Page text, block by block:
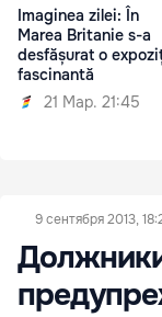
Imaginea zilei: În
Marea Britanie s-a
desfășurat o
fascinantă
21 Мар. 21:45
9 сентября 2013,